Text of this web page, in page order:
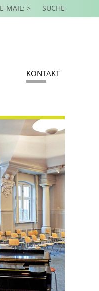
E-MAIL: > SUCHE
KONTAKT